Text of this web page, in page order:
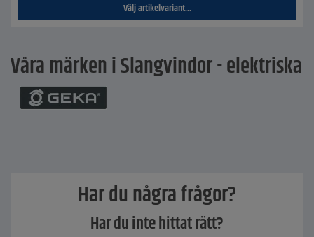
Välj artikelvariant...
Våra märken i Slangvindor - elektriska
Har du några frågor?
Har du inte hittat rätt?